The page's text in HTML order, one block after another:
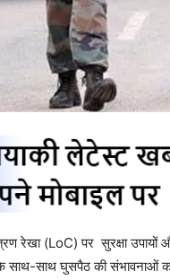
रेखा (LoC) पर सुरक्षा उपायों
के साथ-साथ घुसपैठ की